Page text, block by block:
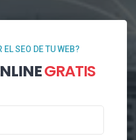
SEO DE TU WEB?
GRATIS